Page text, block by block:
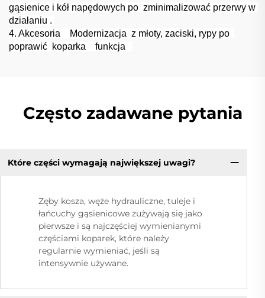
gąsienice i kół napędowych po zminimalizować przerwy w
działaniu .
4. Akcesoria Modernizacja z młoty, zaciski, rypy
poprawić koparka funkcja
Często zadawane pytania
Które części wymagają największej uwagi?
Zęby kosza, węże hydrauliczne, tuleje i
łańcuchy gąsienicowe zużywają się jako
pierwsze i są najczęściej wymienianymi
częściami koparek, które należy
regularnie wymieniać, jeśli są
intensywnie używane.